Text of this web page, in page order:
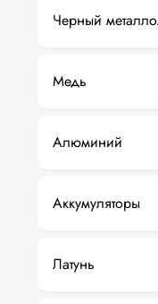
Черный
Медь
Алюминий
Аккумуляторы
Латунь